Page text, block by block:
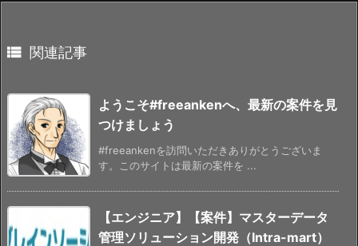
 関連記事
ようこそ#freeankenへ、最新の案件を見
つけましょう
#freeankenを訪問いただきありがとうございま
す。このサイトは最新の案件を ...
【エンジニア】【案件】マスターデータ
管理ソリューション開発（Intra-mart）